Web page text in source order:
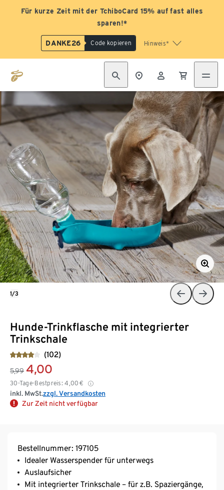
Für kurze Zeit mit der TchiboCard 15% auf fast alles
sparen!*
DANKE26 Code kopieren Hinweis*
Hunde-Trinkflasche mit integrierter
Trinkschale
(102)
5,99 4,00
30-Tage-Bestpreis: 4,00 €
inkl. MwSt.zzgl. Versandkosten
Zur Zeit nicht verfügbar
1/3
Bestellnummer: 197105
Idealer Wasserspender für unterwegs
Auslaufsicher
Mit integrierter Trinkschale – für z.B. Spaziergänge,